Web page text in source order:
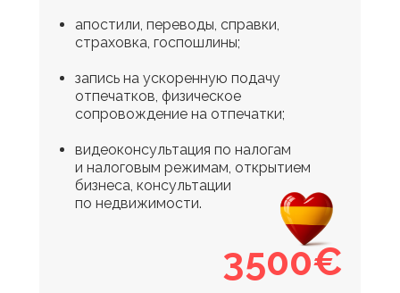
апостили, переводы, справки,
страховка, госпошлины;
запись на ускоренную подачу
отпечатков, физическое
сопровождение на отпечатки;
видеоконсультация по налогам
и налоговым режимам, открытием
бизнеса, консультации
по недвижимости.
3500€